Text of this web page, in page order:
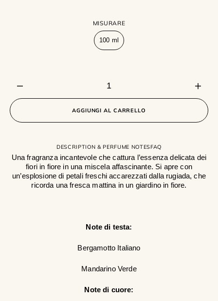
MISURARE
100 mlVariante
esaurita
la
White
la
per
White
AGGIUNGI AL CARRELLO
DESCRIPTION & PERFUME NOTESFAQ
Una fragranza incantevole che cattura l’essenza delicata dei
fiori in fiore in una miscela affascinante. Si apre con
un’esplosione di petali freschi accarezzati dalla rugiada, che
ricorda una fresca mattina in un giardino in fiore.
Note di testa:
Bergamotto Italiano
Mandarino Verde
Note di cuore: